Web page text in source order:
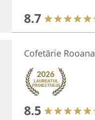
8.7
Cofetărie Rooana
8.5